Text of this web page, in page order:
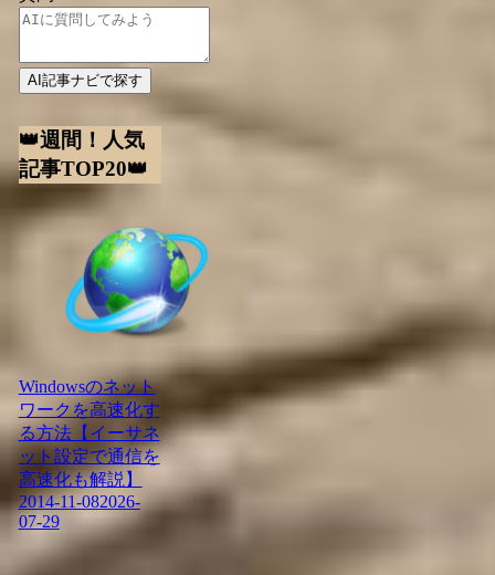
AI記事ナビで探す
👑週間！人気
記事TOP20👑
Windowsのネット
ワークを高速化す
る方法【イーサネ
ット設定で通信を
高速化も解説】
2014-11-082026-
07-29